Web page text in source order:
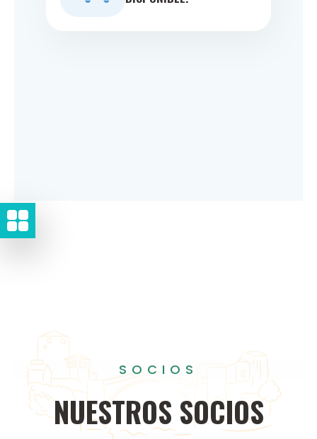
SOCIOS
NUESTROS SOCIOS